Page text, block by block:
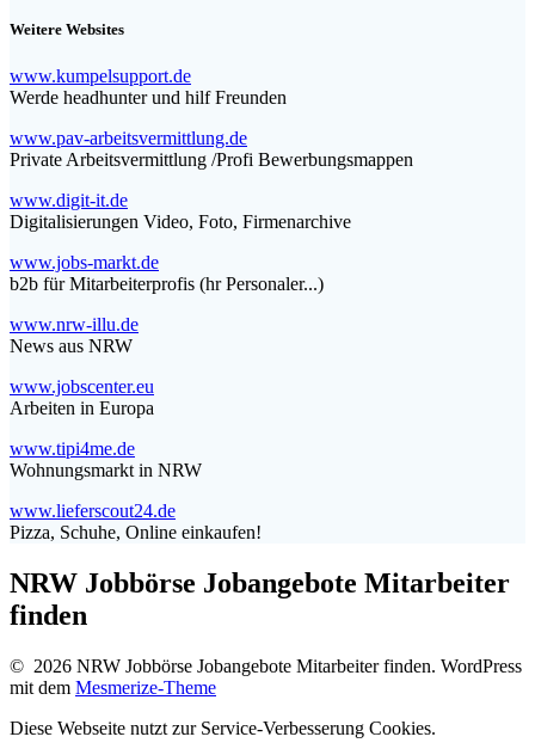
Weitere Websites
www.kumpelsupport.de
Werde headhunter und hilf Freunden
www.pav-arbeitsvermittlung.de
Private Arbeitsvermittlung /Profi Bewerbungsmappen
www.digit-it.de
Digitalisierungen Video, Foto, Firmenarchive
www.jobs-markt.de
b2b für Mitarbeiterprofis (hr Personaler...)
www.nrw-illu.de
News aus NRW
www.jobscenter.eu
Arbeiten in Europa
www.tipi4me.de
Wohnungsmarkt in NRW
www.lieferscout24.de
Pizza, Schuhe, Online einkaufen!
NRW Jobbörse Jobangebote Mitarbeiter
finden
© 2026 NRW Jobbörse Jobangebote Mitarbeiter finden. WordPress
mit dem Mesmerize-Theme
Diese Webseite nutzt zur Service-Verbesserung Cookies.